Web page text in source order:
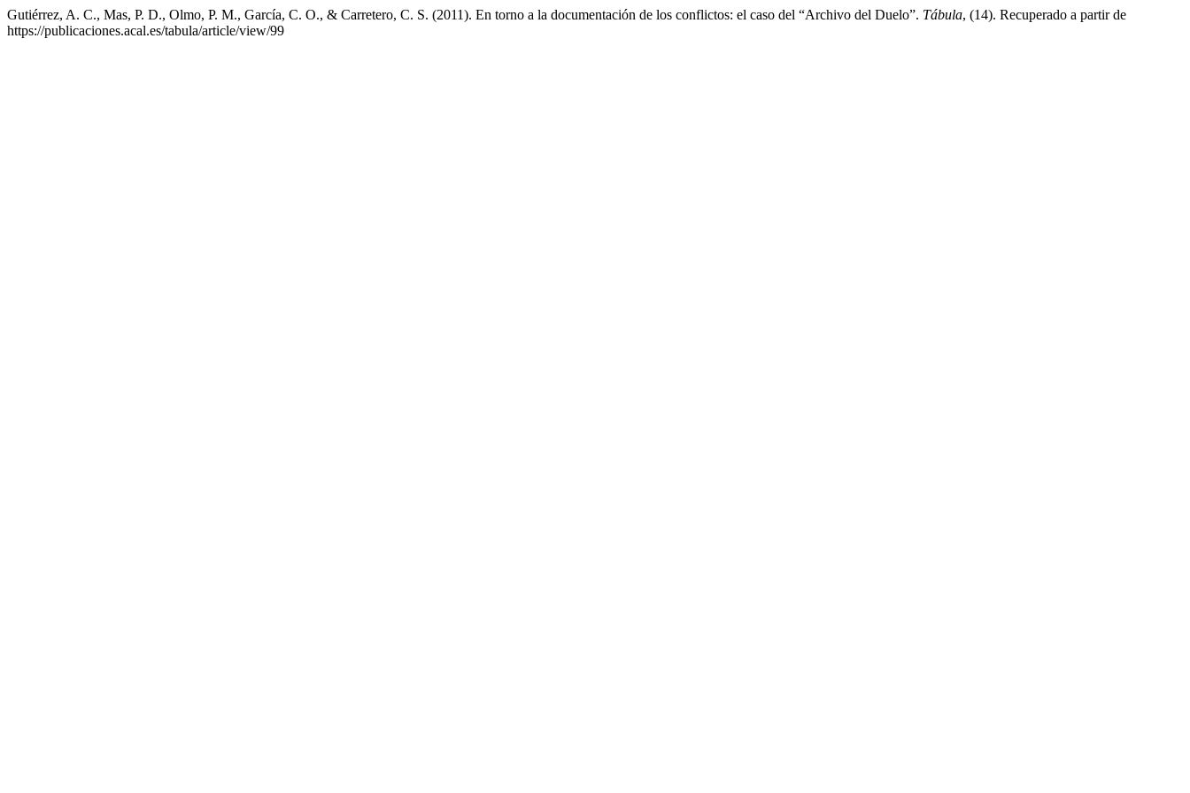
Gutiérrez, A. C., Mas, P. D., Olmo, P. M., García, C. O., & Carretero, C. S. (2011). En torno a la documentación de los conflictos: el caso del “Archivo del Duelo”. Tábula, (14). Recuperado a partir de
https://publicaciones.acal.es/tabula/article/view/99